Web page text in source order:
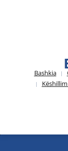
Bashkia